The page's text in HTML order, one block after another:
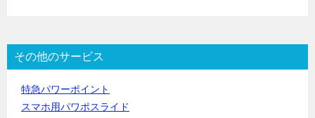
その他のサービス
特急パワーポイント
スマホ用パワポスライド